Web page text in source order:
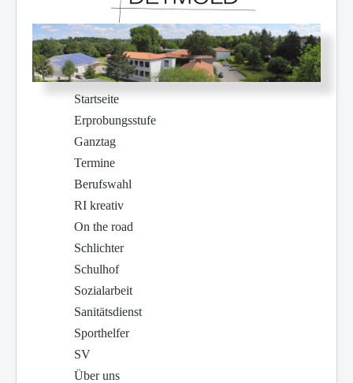
Startseite
Erprobungsstufe
Ganztag
Termine
Berufswahl
RI kreativ
On the road
Schlichter
Schulhof
Sozialarbeit
Sanitätsdienst
Sporthelfer
SV
Über uns